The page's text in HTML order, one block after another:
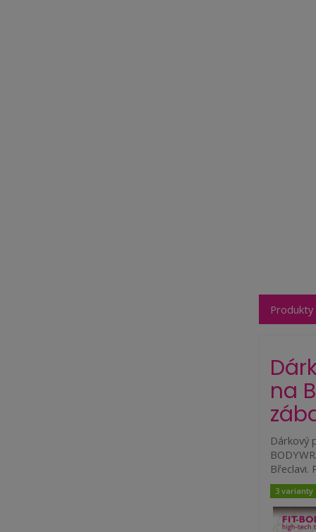
na
Dárkový
Břeclavi.
3 varianty